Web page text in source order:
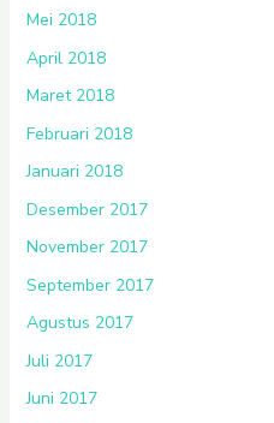
Mei 2018
April 2018
Maret 2018
Februari 2018
Januari 2018
Desember 2017
November 2017
September 2017
Agustus 2017
Juli 2017
Juni 2017